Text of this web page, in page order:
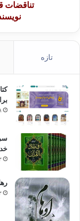
تناقضات
تازه